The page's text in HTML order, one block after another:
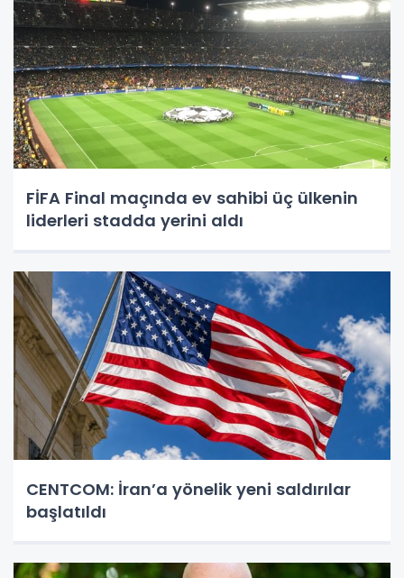
FİFA Final maçında ev sahibi üç ülkenin
liderleri stadda yerini aldı
CENTCOM: İran’a yönelik yeni saldırılar
başlatıldı